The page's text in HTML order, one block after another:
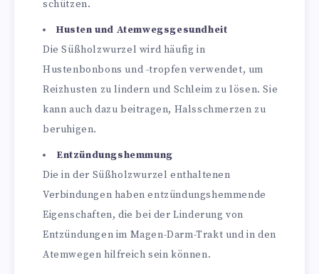
schützen.
Husten und Atemwegsgesundheit
Die Süßholzwurzel wird häufig in
Hustenbonbons und -tropfen verwendet, um
Reizhusten zu lindern und Schleim zu lösen. Sie
kann auch dazu beitragen, Halsschmerzen zu
beruhigen.
Entzündungshemmung
Die in der Süßholzwurzel enthaltenen
Verbindungen haben entzündungshemmende
Eigenschaften, die bei der Linderung von
Entzündungen im Magen-Darm-Trakt und in den
Atemwegen hilfreich sein können.